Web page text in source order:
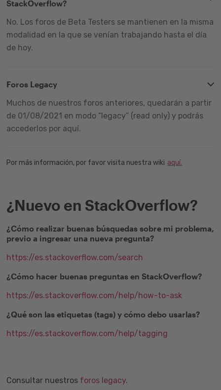
StackOverflow?
No. Los foros de Beta Testers se mantienen en la misma
modalidad en la que se venían trabajando hasta el día
de hoy.
Foros Legacy
Muchos de nuestros foros anteriores, quedarán a partir
de 01/08/2021 en modo “legacy” (read only) y podrás
accederlos por aquí.
Por más información, por favor visita nuestra wiki aquí.
¿Nuevo en StackOverflow?
¿Cómo realizar buenas búsquedas sobre mi problema,
previo a ingresar una nueva pregunta?
https://es.stackoverflow.com/search
¿Cómo hacer buenas preguntas en StackOverflow?
https://es.stackoverflow.com/help/how-to-ask
¿Qué son las etiquetas (tags) y cómo debo usarlas?
https://es.stackoverflow.com/help/tagging
Consultar nuestros foros legacy.